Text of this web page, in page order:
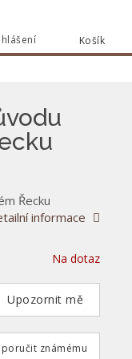
Košík
Řecku
informace
Na dotaz
Upozornit mě
známému